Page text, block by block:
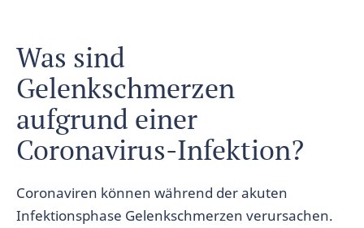
Was sind
Gelenkschmerzen
aufgrund einer
Coronavirus-Infektion?
Coronaviren können während der akuten
Infektionsphase Gelenkschmerzen verursachen.